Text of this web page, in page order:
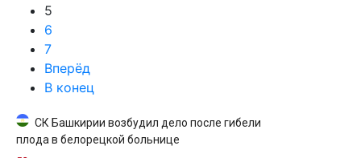
5
6
7
Вперёд
В конец
СК Башкирии возбудил дело после гибели
плода в белорецкой больнице